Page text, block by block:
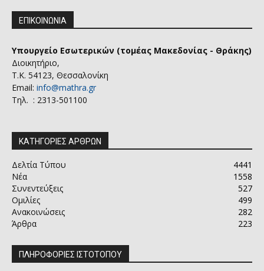
ΕΠΙΚΟΙΝΩΝΙΑ
Υπουργείο Εσωτερικών (τομέας Μακεδονίας - Θράκης)
Διοικητήριο,
Τ.Κ. 54123, Θεσσαλονίκη
Email: info@mathra.gr
Τηλ. : 2313-501100
ΚΑΤΗΓΟΡΙΕΣ ΑΡΘΡΩΝ
Δελτία Τύπου
4441
Νέα
1558
Συνεντεύξεις
527
Ομιλίες
499
Ανακοινώσεις
282
Άρθρα
223
ΠΛΗΡΟΦΟΡΙΕΣ ΙΣΤΟΤΟΠΟΥ